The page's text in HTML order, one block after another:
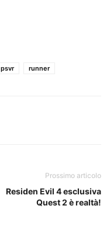
psvr runner
Prossimo articolo
Residen Evil 4 esclusiva
Quest 2 è realtà!